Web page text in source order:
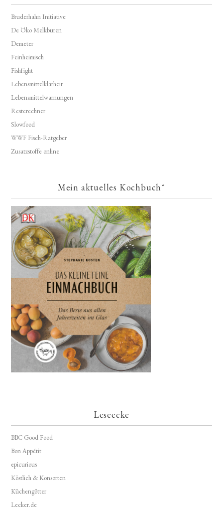
Bruderhahn Initiative
De Öko Melkburen
Demeter
Feinheimisch
Fishfight
Lebensmittelklarheit
Lebensmittelwarnungen
Resterechner
Slowfood
WWF Fisch-Ratgeber
Zusatzstoffe online
Mein aktuelles Kochbuch*
Leseecke
BBC Good Food
Bon Appétit
epicurious
Köstlich & Konsorten
Küchengötter
Lecker.de